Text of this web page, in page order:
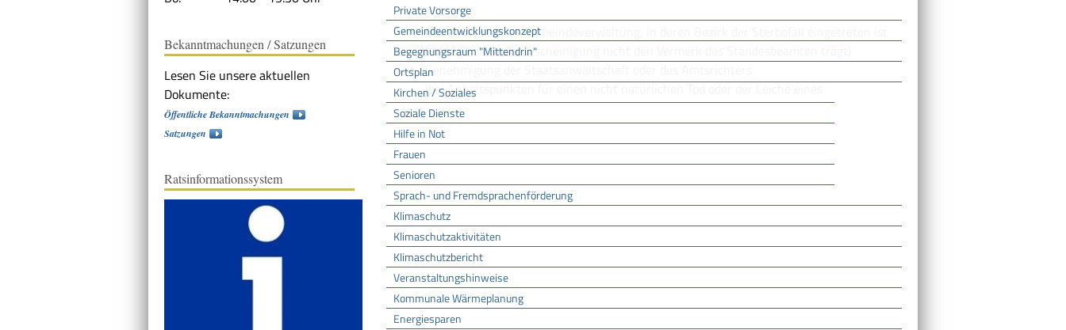
Private Vorsorge
Gemeindeentwicklungskonzept
Begegnungsraum "Mittendrin"
Ortsplan
Kirchen / Soziales
Soziale Dienste
Hilfe in Not
Frauen
Senioren
Sprach- und Fremdsprachenförderung
Klimaschutz
Klimaschutzaktivitäten
Klimaschutzbericht
Veranstaltungshinweise
Kommunale Wärmeplanung
Energiesparen
Bekanntmachungen / Satzungen
Lesen Sie unsere aktuellen
Dokumente:
Öffentliche Bekanntmachungen
Satzungen
Ratsinformationssystem
Todesbescheinigung
Genehmigung der Gemeindeverwaltung, in deren Bezirk der Sterbefall eingetreten ist
(solange die Todesbescheinigung nicht den Vermerk des Standesbeamten trägt)
Genehmigung der Staatsanwaltschaft oder des Amtsrichters
(bei Anhaltspunkten für einen nicht natürlichen Tod oder der Leiche eines
Unbekannten)
Kosten
Die Kosten sind je nach Gemeinde unterschiedlich.
Hinweise
keine
Rechtsgrundlage
Gesetz über das Friedhofs- und Leichenwesen (BestattG BW)